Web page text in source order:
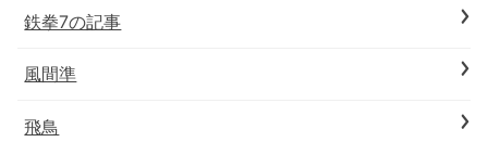
鉄拳7の記事
風間準
飛鳥